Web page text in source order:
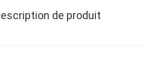
de produit